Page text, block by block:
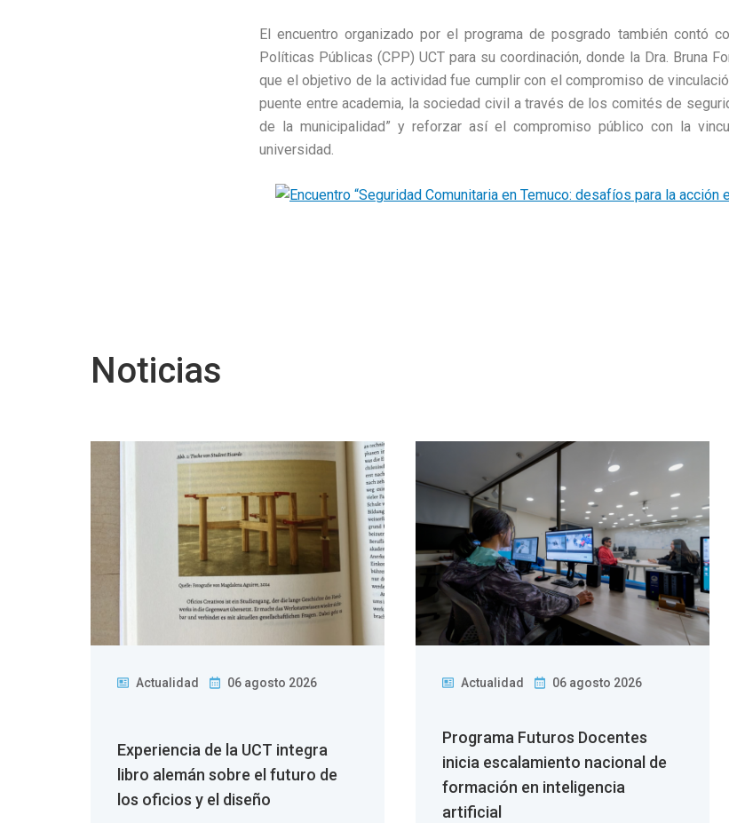
El encuentro organizado por el programa de posgrado también contó
Políticas Públicas (CPP) UCT para su coordinación, donde la Dra. Bruna
que el objetivo de la actividad fue cumplir con el compromiso de
puente entre academia, la sociedad civil a través de los comités de
de la municipalidad” y reforzar así el compromiso público con la
universidad.
Noticias
Actualidad 06 agosto 2026
Experiencia de la UCT integra
libro alemán sobre el futuro de
los oficios y el diseño
Actualidad 06 agosto 2026
Programa Futuros Docentes
inicia escalamiento nacional de
formación en inteligencia
artificial